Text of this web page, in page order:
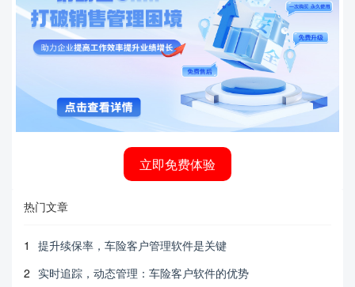
立即免费体验
热门文章
1
提升续保率，车险客户管理软件是关键
2 实时追踪，动态管理：车险客户软件的优势